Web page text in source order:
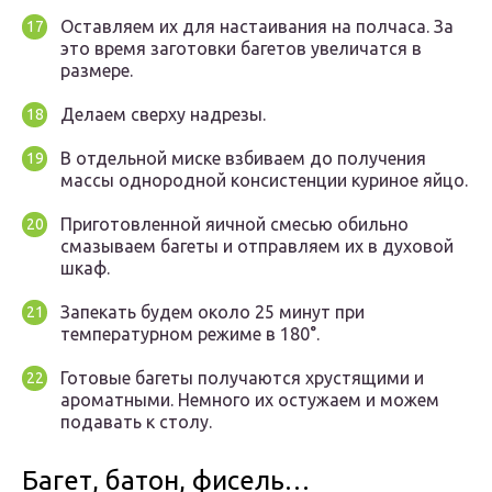
Оставляем их для настаивания на полчаса. За
это время заготовки багетов увеличатся в
размере.
Делаем сверху надрезы.
В отдельной миске взбиваем до получения
массы однородной консистенции куриное яйцо.
Приготовленной яичной смесью обильно
смазываем багеты и отправляем их в духовой
шкаф.
Запекать будем около 25 минут при
температурном режиме в 180°.
Готовые багеты получаются хрустящими и
ароматными. Немного их остужаем и можем
подавать к столу.
Багет, батон, фисель…